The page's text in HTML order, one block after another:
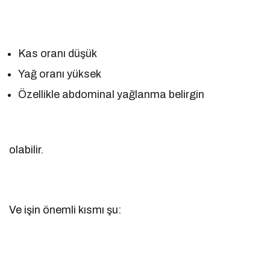
Kas oranı düşük
Yağ oranı yüksek
Özellikle abdominal yağlanma belirgin
olabilir.
Ve işin önemli kısmı şu: